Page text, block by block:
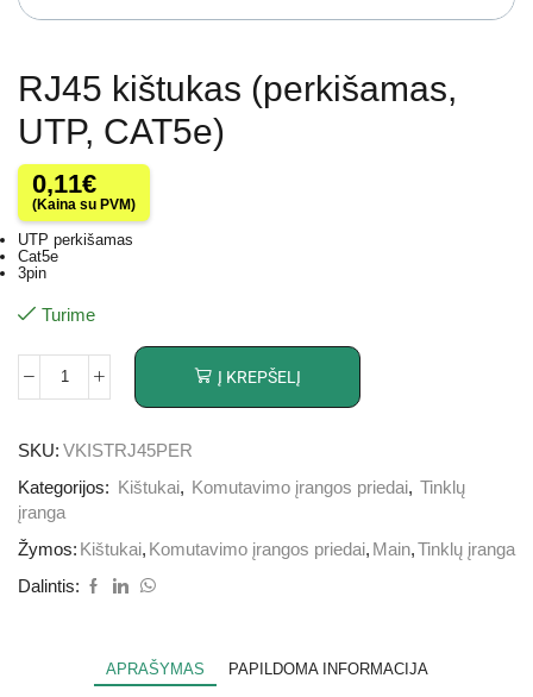
RJ45 kištukas (perkišamas,
UTP, CAT5e)
0,11€
(Kaina su PVM)
UTP perkišamas
Cat5e
3pin
Turime
Į KREPŠELĮ
SKU: VKISTRJ45PER
Kategorijos:
Kištukai, Komutavimo įrangos priedai, Tinklų
įranga
Žymos: Kištukai, Komutavimo įrangos priedai, Main,Tinklų įranga
Dalintis:
APRAŠYMAS PAPILDOMA INFORMACIJA